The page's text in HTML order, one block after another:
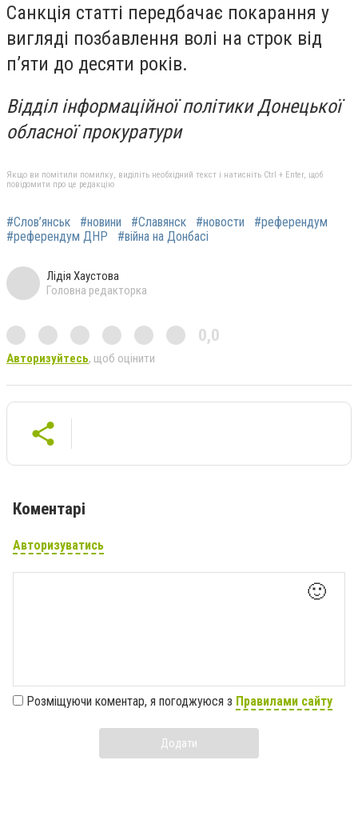
Санкція статті передбачає покарання у
вигляді позбавлення волі на строк від
п’яти до десяти років.
Відділ інформаційної політики Донецької
обласної прокуратури
Якщо ви помітили помилку, виділіть необхідний текст і натисніть Ctrl + Enter, щоб
повідомити про це редакцію
#Слов’янськ #новини #Славянск #новости
#референдум
#референдум ДНР
#війна на Донбасі
Лідія Хаустова
Головна редакторка
0,0
Авторизуйтесь, щоб оцінити
Коментарі
Авторизуватись
🙂
Розміщуючи коментар, я погоджуюся з Правилами сайту
Додати